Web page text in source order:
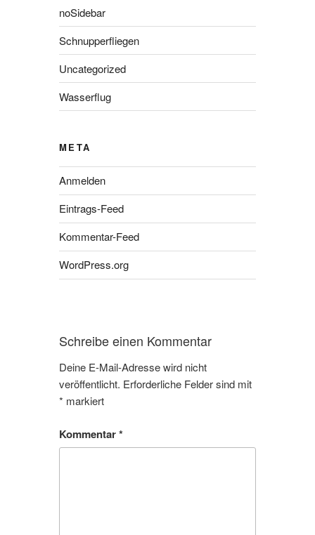
noSidebar
Schnupperfliegen
Uncategorized
Wasserflug
META
Anmelden
Eintrags-Feed
Kommentar-Feed
WordPress.org
Schreibe einen Kommentar
Deine E-Mail-Adresse wird nicht
veröffentlicht. Erforderliche Felder sind mit
* markiert
Kommentar*